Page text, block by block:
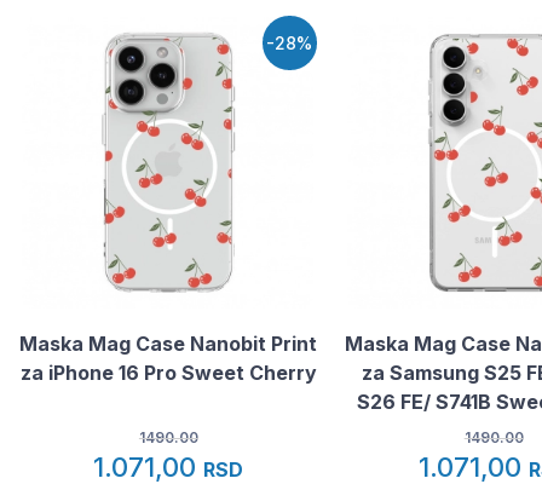
-28%
Maska Mag Case Nanobit Print
za iPhone 16 Pro Sweet Cherry
1490.00
1.071,00 RSD
Maska Mag Case
za Samsung S25
S26 FE/ S741B
1490.00
1.071,00